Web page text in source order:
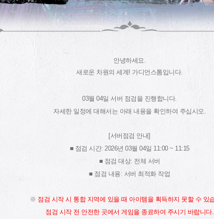
안녕하세요.
새로운 차원의 세계! 가디언스톰입니다.
03월 04일 서버 점검을 진행합니다.
자세한 일정에 대해서는 아래 내용을 확인하여 주십시오.
[서버점검 안내]
■ 점검 시간: 2026년 03월 04일 11:00 ~ 11:15
■ 점검 대상: 전체 서버
■ 점검 내용: 서버 최적화 작업
※ 점검 시작 시 통합 지역에 있을 때 아이템을 획득하지 못할 수 있
점검 시작 전 안전한 곳에서 게임을 종료하여 주시기 바랍니다.